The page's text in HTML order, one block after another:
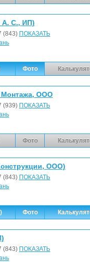
А. С., ИП)
(843) ПОКАЗАТЬ
Фото
Монтажа, ООО
(939) ПОКАЗАТЬ
Фото
ООО)
(843) ПОКАЗАТЬ
Фото
(843) ПОКАЗАТЬ